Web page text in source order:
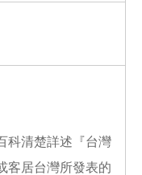
科清楚詳述『台灣
客居台灣所發表的